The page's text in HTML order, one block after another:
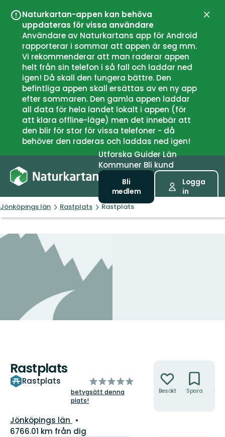
Naturkartan-appen kan behöva
uppdateras för vissa användare
Användare av Naturkartans app för Android
rapporterar i sommar att appen är seg mm.
Vi rekommenderar att man raderar appen
helt från sin telefon i så fall och laddar ned
igen! Då skall den fungera bättre. Den
befintliga appen skall ersättas av en ny app
efter sommaren. Den gamla appen laddar
all data för hela landet lokalt i appen (för
att klara offline-läge) men det innebär att
den blir för stor för vissa telefoner - då
behöver den raderas och laddas ned igen!
UtforskaGuiderLän
Kommuner Bli kund
Bli
medlem
Logga
in
Jönköpings län Rastplats Rastplats
Rastplats
Rastplats
av
5
stjärnor
betygsätt denna
plats!
Län:
Jönköpings län
6766.01 km från dig
Besökt Spara